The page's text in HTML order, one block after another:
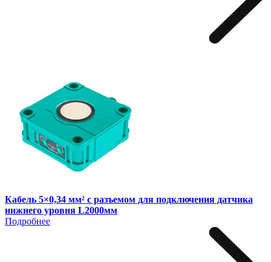
Кабель 5×0,34 мм² с разъемом для подключения датчика
нижнего уровня L2000мм
Подробнее